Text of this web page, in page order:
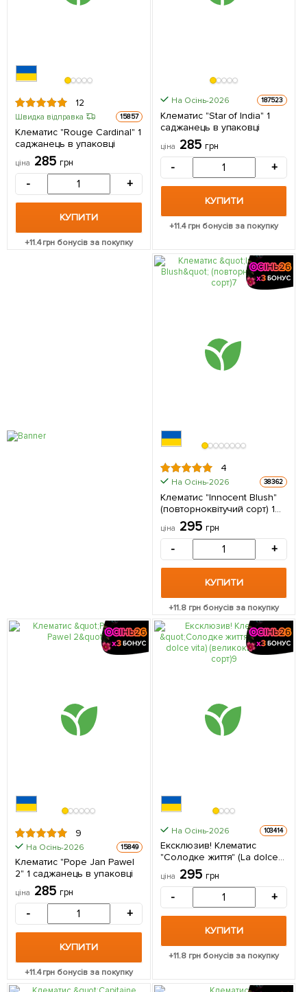
12
Швидка відправка 15857
Клематис "Rouge Cardinal" 1
саджанець в упаковці
ціна 285 грн
- +
КУПИТИ
+11.4грн бонусів за покупку
На Осінь-2026 187523
Клематис "Star of India" 1
саджанець в упаковці
ціна 285 грн
- +
КУПИТИ
+11.4грн бонусів за покупку
4
На Осінь-2026 38362
Клематис "Innocent Blush"
(повторноквітучий сорт) 1
саджанець в упаковці
ціна 295 грн
- +
КУПИТИ
+11.8 грн бонусів за покупку
9
На Осінь-2026 15849
Клематис "Pope Jan Pawel
2" 1 саджанець в упаковці
ціна 285 грн
- +
КУПИТИ
+11.4грн бонусів за покупку
На Осінь-2026 103414
Ексклюзив! Клематис
"Солодке життя" (La dolce
vita) (великоквітковий сорт)
1 саджанець в упаковці
ціна 295 грн
- +
КУПИТИ
+11.8 грн бонусів за покупку